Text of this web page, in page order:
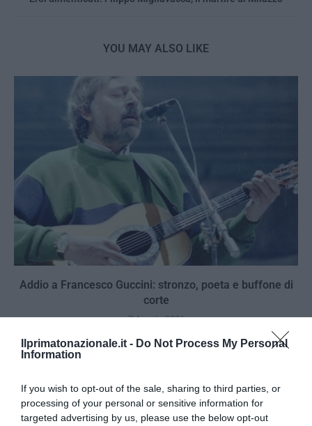
Ilprimatonazionale.it - Do Not Process My Personal
Information
If you wish to opt-out of the sale, sharing to third parties, or
processing of your personal or sensitive information for
targeted advertising by us, please use the below opt-out
YOU MAY ALSO LIKE
Addio a Francesco Guccini: stronzo, poeta e buffone di
corte
7 Agosto 2026